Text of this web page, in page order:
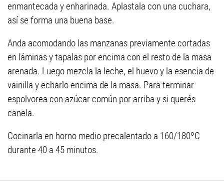
enmantecada y enharinada. Aplastala con una cuchara,
así se forma una buena base.
Anda acomodando las manzanas previamente cortadas
en láminas y tapalas por encima con el resto de la masa
arenada. Luego mezcla la leche, el huevo y la esencia de
vainilla y echarlo encima de la masa. Para terminar
espolvorea con azúcar común por arriba y si querés
canela.
Cocinarla en horno medio precalentado a 160/180ºC
durante 40 a 45 minutos.